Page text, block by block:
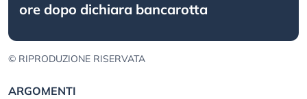
ore dopo dichiara bancarotta
© RIPRODUZIONE RISERVATA
ARGOMENTI